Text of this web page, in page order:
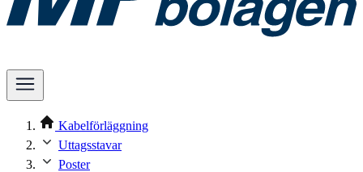
Kabelförläggning
Uttagsstavar
Poster